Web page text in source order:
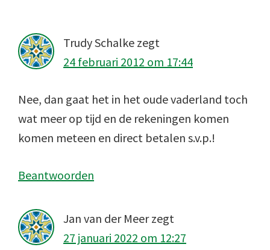
Trudy Schalke zegt
24 februari 2012 om 17:44
Nee, dan gaat het in het oude vaderland toch
wat meer op tijd en de rekeningen komen
komen meteen en direct betalen s.v.p.!
Beantwoorden
Jan van der Meer zegt
27 januari 2022 om 12:27